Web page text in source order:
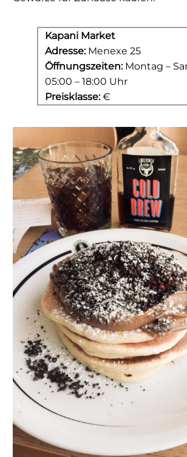
Kapani Market
Adresse:Menexe 25
Öffnungszeiten:Montag –
05:00 – 18:00 Uhr
Preisklasse:€